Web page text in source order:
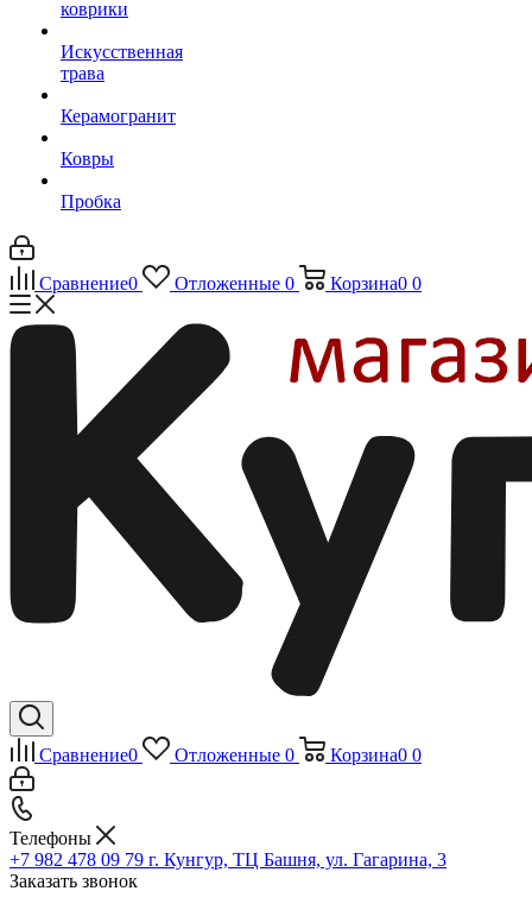
коврики
Искусственная
трава
Керамогранит
Ковры
Пробка
Сравнение0 Отложенные 0 Корзина0 0
Сравнение0 Отложенные 0 Корзина0 0
Телефоны
+7 982 478 09 79 г. Кунгур, ТЦ Башня, ул. Гагарина, 3
Заказать звонок